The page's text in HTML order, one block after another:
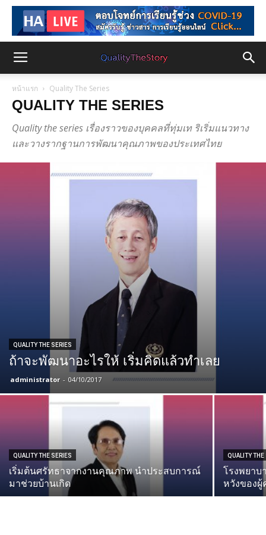
หน้าแรก Quality The Series
QUALITY THE SERIES
Quality the series เรื่องราวของบุคคลที่ทุ่มเท ริเริ่มแนวทาง
และวางรากฐานการพัฒนาคุณภาพของประเทศไทย
QUALITY THE SERIES
ถ้าจะพัฒนาอะไรให้ เริ่มคิดแล้วทำเลย
administrator - 04/10/2017
QUALITY THE SERIES
เริ่มต้นศรัทธาจากงานคุณภาพ นำประสบการณ์
มาช่วยบ้านเกิด
QUALITY THE
โรงพยา
หวังของผู้